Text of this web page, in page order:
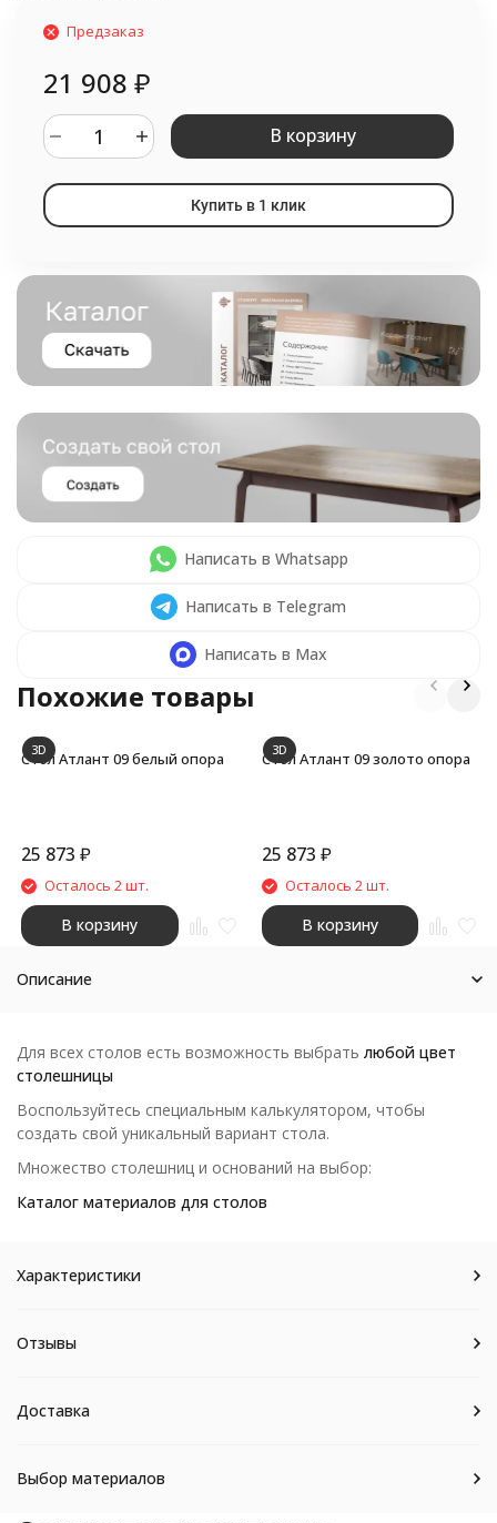
Предзаказ
21 908 ₽
В корзину
Купить в 1 клик
Написать в Whatsapp
Написать в Telegram
Написать в Max
Похожие товары
3D
Стол Атлант 09 белый опора
25 873 ₽
Осталось 2 шт.
В корзину
3D
Стол Атлант 09 золото опора
25 873 ₽
Осталось 2 шт.
В корзину
Описание
Для всех столов есть возможность выбрать любой цвет
столешницы
Воспользуйтесь специальным калькулятором, чтобы
создать свой уникальный вариант стола.
Множество столешниц и оснований на выбор:
Каталог материалов для столов
Характеристики
Отзывы
Доставка
Выбор материалов